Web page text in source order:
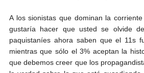
A los sionistas que dominan la
gustaría hacer que usted se olvide
paquistaníes ahora saben que el 11s
mientras que sólo el 3% aceptan la
que debemos creer que los